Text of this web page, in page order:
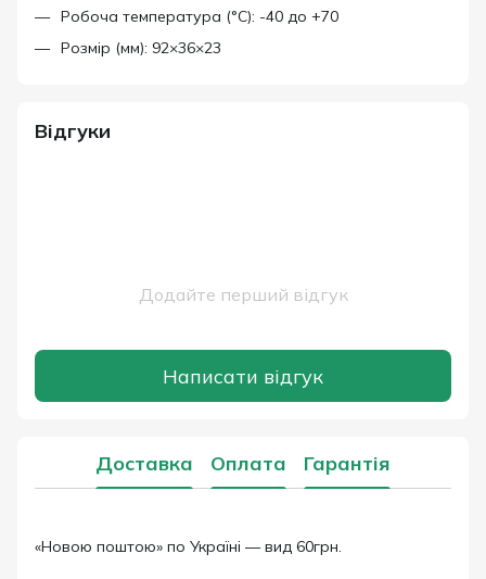
Робоча температура (°C): -40 до +70
Розмір (мм): 92×36×23
Відгуки
Додайте перший відгук
Написати відгук
Доставка Оплата Гарантія
«Новою поштою» по Україні — вид 60грн.